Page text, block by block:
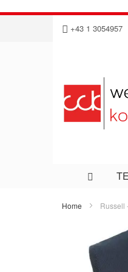
Direkt
Inhalt
+43 1 3054957
Home Russell
Bildergalerie